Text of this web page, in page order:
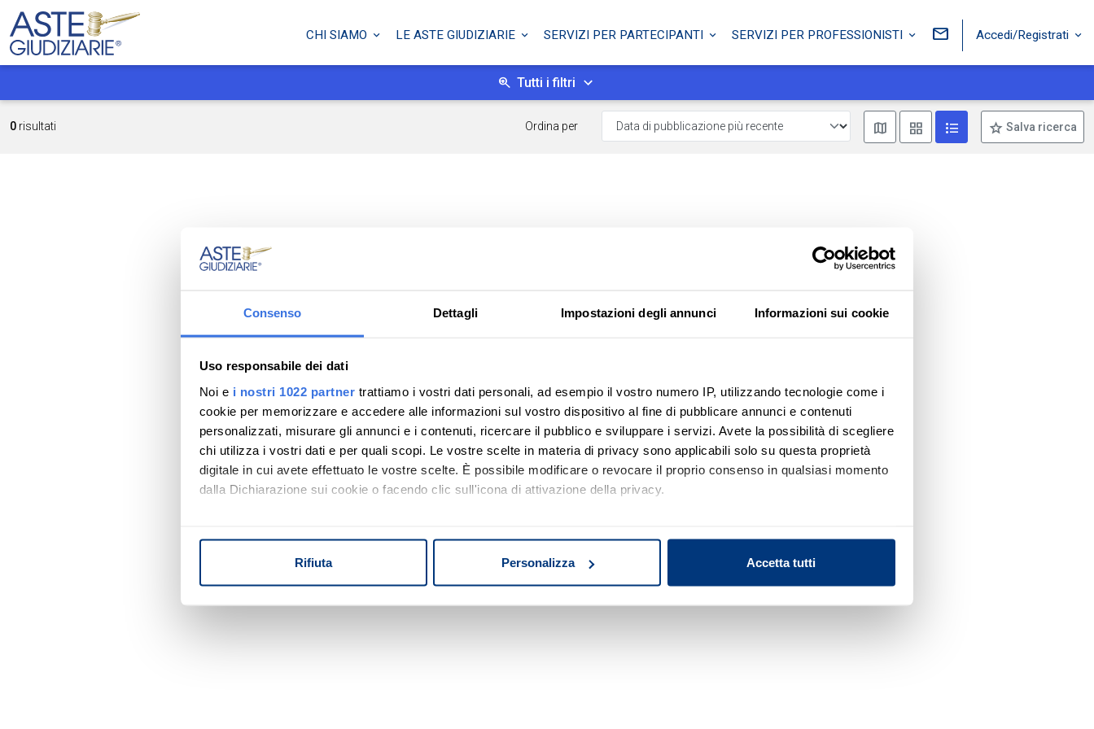
Consenso Dettagli Impostazioni degli annunci Informazioni sui cookie
Uso responsabile dei dati
Noi e i nostri 1022 partner trattiamo i vostri dati personali, ad esempio il vostro numero IP, utilizzando tecnologie come i
cookie per memorizzare e accedere alle informazioni sul vostro dispositivo al fine di pubblicare annunci e contenuti
personalizzati, misurare gli annunci e i contenuti, ricercare il pubblico e sviluppare i servizi. Avete la possibilità di scegliere
chi utilizza i vostri dati e per quali scopi. Le vostre scelte in materia di privacy sono applicabili solo su questa proprietà
digitale in cui avete effettuato le vostre scelte. È possibile modificare o revocare il proprio consenso in qualsiasi momento
dalla Dichiarazione sui cookie o facendo clic sull'icona di attivazione della privacy.
Identificare il tuo dispositivo, scansionandolo attivamente alla ricerca di caratteristiche specifiche (impronte
digitali).
Rifiuta Personalizza Accetta tutti
CHI SIAMO LE ASTE GIUDIZIARIE SERVIZI PER PARTECIPANTI SERVIZI PER PROFESSIONISTI Accedi/Registrati
Tutti i filtri
0 risultati Ordina per Mostra mappaMostra come box
Mostra come lista
Salva ricerca
Nessun risultato di ricerca
Prova a modificare o rimuovere alcuni filtri o
a cambiare l'area di ricerca.